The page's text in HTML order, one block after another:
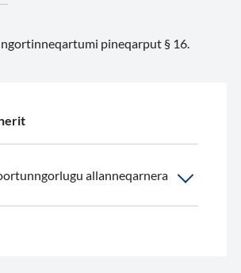
pineqarput § 16.
allanneqarnera